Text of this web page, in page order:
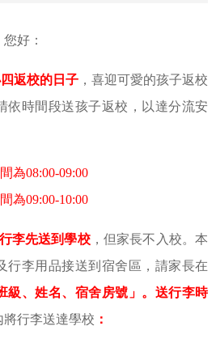
好：
返校的日子 ，喜迎可愛的孩子返校
依時間段送孩子返校，以達分流安
為08:00-09:00
為09:00-10:00
李先送到學校，但家長不入校。本
行李用品接送到宿舍區，請家長在
級、姓名、宿舍房號」。送行李時
行李送達學校 ：